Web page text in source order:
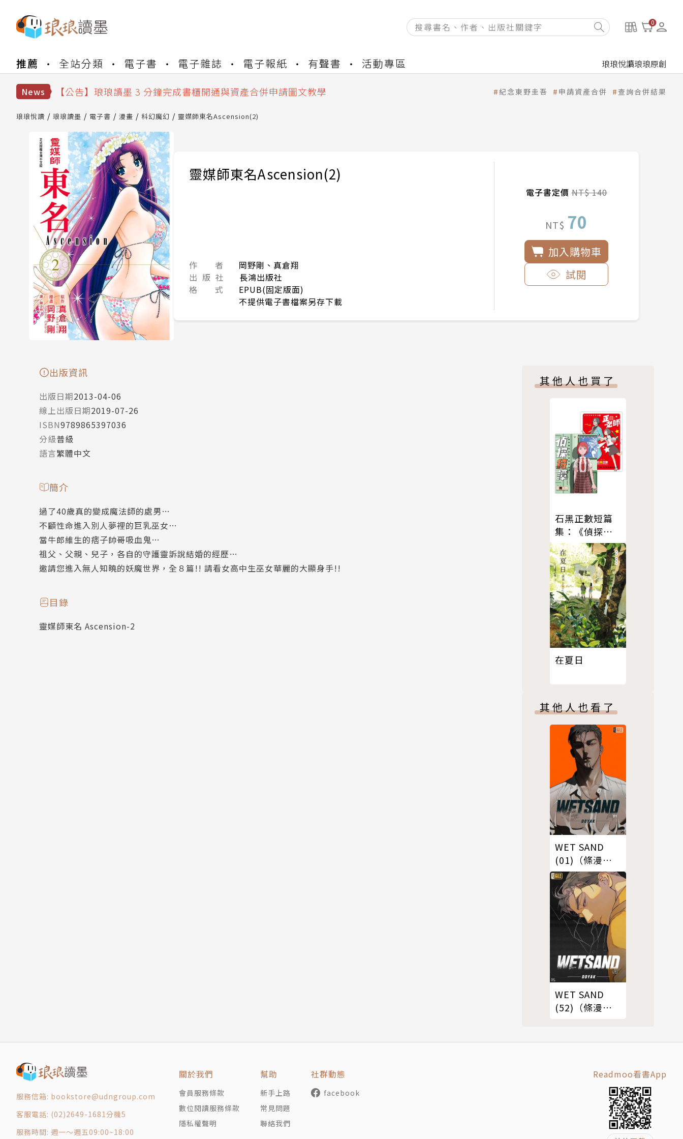
0
推薦 全站分類 電子書 電子雜誌 電子報紙 有聲書 活動專區 琅琅悅讀琅琅原創
News
【公告】琅琅讀墨數位閱讀資產合併與書櫃開通申請
【公告】琅琅讀墨 3 分鐘完成書櫃開通與資產合併申請圖文教學
【公告】琅琅讀墨數位閱讀資產合併與書櫃開通申請
紀念東野圭吾 申請資產合併 查詢合併結果
琅琅悅讀 琅琅讀墨 電子書 漫畫 科幻魔幻 靈媒師東名Ascension(2)
靈媒師東名Ascension(2)
作 者
岡野剛、真倉翔
出 版 社
長鴻出版社
格 式
EPUB(固定版面)
不提供電子書檔案另存下載
電子書定價NT$ 140
NT$ 70
加入購物車
試閱
出版資訊
出版日期2013-04-06
線上出版日期2019-07-26
ISBN9789865397036
分級普級
語言繁體中文
簡介
過了40歲真的變成魔法師的處男…
不顧性命進入別人夢裡的巨乳巫女…
當牛郎維生的痞子帥哥吸血鬼…
祖父、父親、兒子，各自的守護靈訴說結婚的經歷…
邀請您進入無人知曉的妖魔世界，全８篇!! 請看女高中生巫女華麗的大顯身手!!
目錄
靈媒師東名 Ascension-2
其他人也買了
石黑正數短篇
集：《偵探綺
譚》《正向老
師》
在夏日
其他人也看了
WET SAND
(01)（條漫
版）
WET SAND
(52)（條漫
服務信箱: bookstore@udngroup.com
客服電話: (02)2649-1681分機5
服務時間: 週一～週五09:00~18:00
關於我們
會員服務條款
數位閱讀服務條款
隱私權聲明
幫助
新手上路
常見問題
聯絡我們
社群動態
facebook
Readmoo看書App